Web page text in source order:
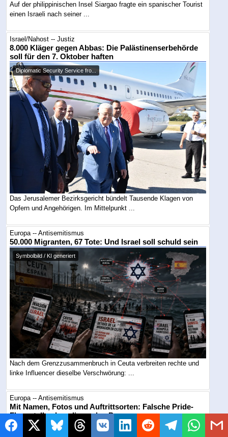
Auf der philippinischen Insel Siargao fragte ein spanischer Tourist
einen Israeli nach seiner ...
Israel/Nahost -- Justiz
8.000 Kläger gegen Abbas: Die Palästinenserbehörde
soll für den 7. Oktober haften
Diplomatic Security Service fro...
Das Jerusalemer Bezirksgericht bündelt Tausende Klagen von
Opfern und Angehörigen. Im Mittelpunkt ...
Europa -- Antisemitismus
50.000 Migranten, 67 Tote: Und Israel soll schuld sein
Symbolbild / KI generiert
Nach dem Grenzzusammenbruch in Ceuta verbreiten rechte und
linke Influencer dieselbe Verschwörung: ...
Europa -- Antisemitismus
Mit Namen, Fotos und Auftrittsorten: Falsche Pride-
Flyer stellen Israelis an den Pranger
Symbolbild / KI